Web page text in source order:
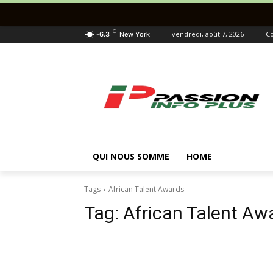
-6.3 C New York vendredi, août 7, 2026
QUI NOUS SOMME HOME
Tags African Talent Awards
Tag: African Talent